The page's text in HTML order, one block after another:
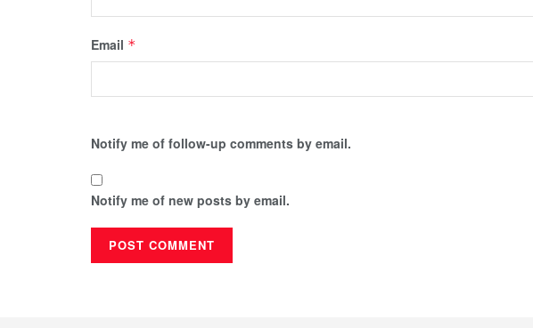
Email *
Notify me of follow-up comments by email.
Notify me of new posts by email.